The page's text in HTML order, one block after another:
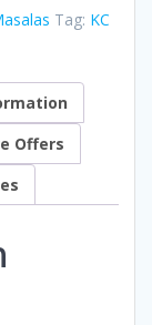
Tag: KC
Offers